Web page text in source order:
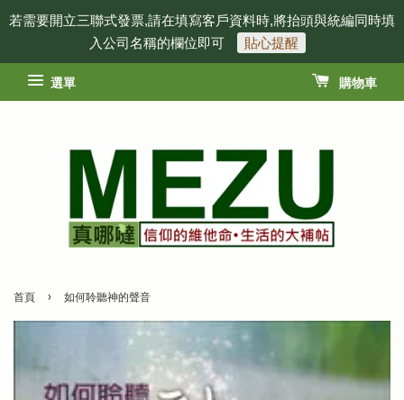
若需要開立三聯式發票,請在填寫客戶資料時,將抬頭與統編同時填
入公司名稱的欄位即可
貼心提醒
選單 購物車
首頁 › 如何聆聽神的聲音